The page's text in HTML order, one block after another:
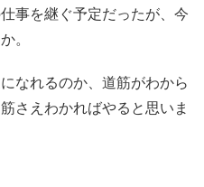
事を継ぐ予定だったが、今
。
なれるのか、道筋がわから
さえわかればやると思いま